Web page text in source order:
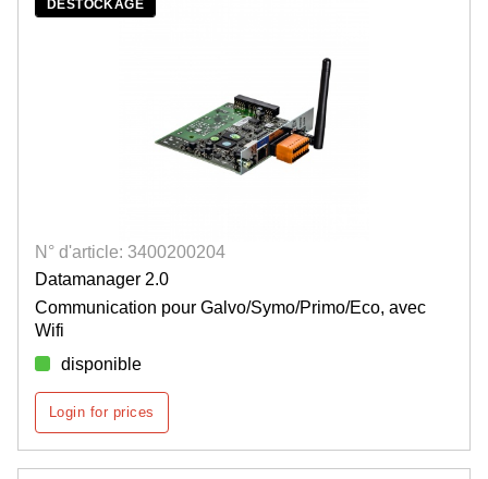
DÉSTOCKAGE
N° d'article: 3400200204
Datamanager 2.0
Communication pour Galvo/Symo/Primo/Eco, avec
Wifi
disponible
Login for prices